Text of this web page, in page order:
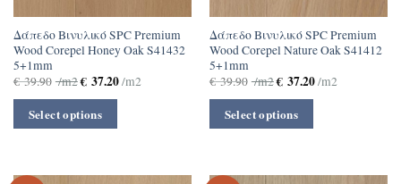
Δάπεδο Βινυλικό SPC Premium
Wood Corepel Honey Oak S41432
5+1mm
€39.90 /m2€37.20/m2
Select options
Δάπεδο Βινυλικό SPC Premium
Wood Corepel Nature Oak S41412
5+1mm
€39.90 /m2€37.20/m2
Select options